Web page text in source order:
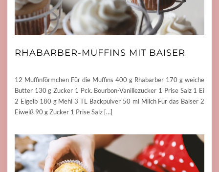
RHABARBER-MUFFINS MIT BAISER
12 Muffinförmchen Für die Muffins 400 g Rhabarber 170 g weiche
Butter 130 g Zucker 1 Pck. Bourbon-Vanillezucker 1 Prise Salz 1 Ei
2 Eigelb 180 g Mehl 3 TL Backpulver 50 ml Milch Für das Baiser 2
Eiweiß 90 g Zucker 1 Prise Salz […]